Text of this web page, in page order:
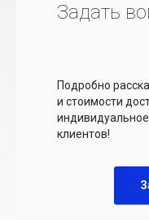
Задать
Подробно
и стоимости
клиентов!